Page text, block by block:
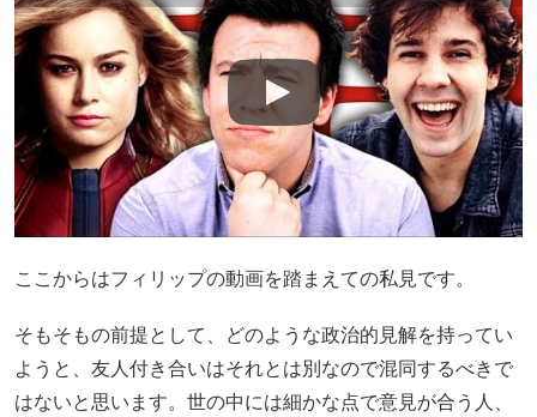
ここからはフィリップの動画を踏まえての私見です。
そもそもの前提として、どのような政治的見解を持ってい
ようと、友人付き合いはそれとは別なので混同するべきで
はないと思います。世の中には細かな点で意見が合う人、